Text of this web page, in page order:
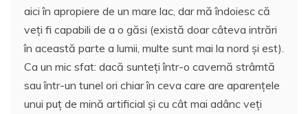
aici în apropiere de un mare lac, dar mă îndoiesc că
veți fi capabili de a o găsi (există doar câteva intrări
în această parte a lumii, multe sunt mai la nord și est).
Ca un mic sfat: dacă sunteți într-o cavernă strâmtă
sau într-un tunel ori chiar în ceva care are aparențele
unui puț de mină artificial și cu cât mai adânc veți